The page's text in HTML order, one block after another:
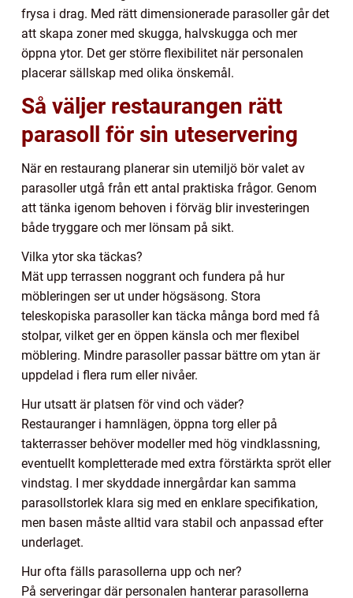
frysa i drag. Med rätt dimensionerade parasoller går det
att skapa zoner med skugga, halvskugga och mer
öppna ytor. Det ger större flexibilitet när personalen
placerar sällskap med olika önskemål.
Så väljer restaurangen rätt
parasoll för sin uteservering
När en restaurang planerar sin utemiljö bör valet av
parasoller utgå från ett antal praktiska frågor. Genom
att tänka igenom behoven i förväg blir investeringen
både tryggare och mer lönsam på sikt.
Vilka ytor ska täckas?
Mät upp terrassen noggrant och fundera på hur
möbleringen ser ut under högsäsong. Stora
teleskopiska parasoller kan täcka många bord med få
stolpar, vilket ger en öppen känsla och mer flexibel
möblering. Mindre parasoller passar bättre om ytan är
uppdelad i flera rum eller nivåer.
Hur utsatt är platsen för vind och väder?
Restauranger i hamnlägen, öppna torg eller på
takterrasser behöver modeller med hög vindklassning,
eventuellt kompletterade med extra förstärkta spröt eller
vindstag. I mer skyddade innergårdar kan samma
parasollstorlek klara sig med en enklare specifikation,
men basen måste alltid vara stabil och anpassad efter
underlaget.
Hur ofta fälls parasollerna upp och ner?
På serveringar där personalen hanterar parasollerna